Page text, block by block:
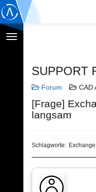
Navigation
SUPPORT
Forum CAD
[Frage]
langsam
Schlagworte: Exchange